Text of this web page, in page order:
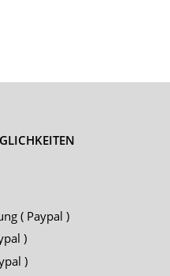
( Paypal )
)
)